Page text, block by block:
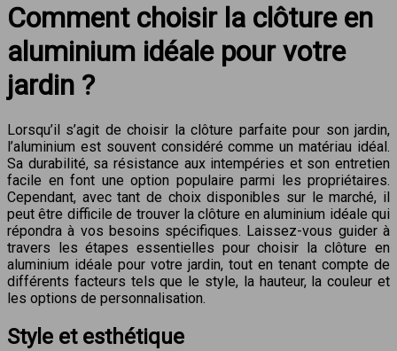
Comment choisir la clôture en
aluminium idéale pour votre
jardin ?
Lorsqu’il s’agit de choisir la clôture parfaite pour son jardin,
l’aluminium est souvent considéré comme un matériau idéal.
Sa durabilité, sa résistance aux intempéries et son entretien
facile en font une option populaire parmi les propriétaires.
Cependant, avec tant de choix disponibles sur le marché, il
peut être difficile de trouver la clôture en aluminium idéale qui
répondra à vos besoins spécifiques. Laissez-vous guider à
travers les étapes essentielles pour choisir la clôture en
aluminium idéale pour votre jardin, tout en tenant compte de
différents facteurs tels que le style, la hauteur, la couleur et
les options de personnalisation.
Style et esthétique